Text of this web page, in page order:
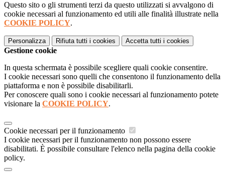
Questo sito o gli strumenti terzi da questo utilizzati si avvalgono di
cookie necessari al funzionamento ed utili alle finalità illustrate nella
COOKIE POLICY.
Personalizza Rifiuta tutti i cookies Accetta tutti i cookies
Gestione cookie
In questa schermata è possibile scegliere quali cookie consentire.
I cookie necessari sono quelli che consentono il funzionamento della
piattaforma e non è possibile disabilitarli.
Per conoscere quali sono i cookie necessari al funzionamento potete
visionare la COOKIE POLICY.
Cookie necessari per il funzionamento
I cookie necessari per il funzionamento non possono essere
disabilitati. È possibile consultare l'elenco nella pagina della cookie
policy.